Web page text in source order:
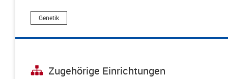
Genetik
Zugehörige Einrichtungen